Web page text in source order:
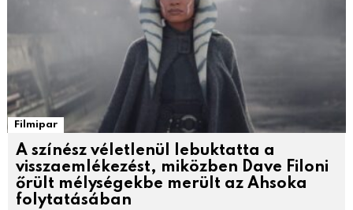
Filmipar
A színész véletlenül lebuktatta a
visszaemlékezést, miközben Dave Filoni
őrült mélységekbe merült az Ahsoka
folytatásában